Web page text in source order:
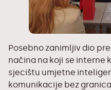
Posebno zanimljiv dio
načina na koji se interne
sjecištu umjetne
komunikacije bez